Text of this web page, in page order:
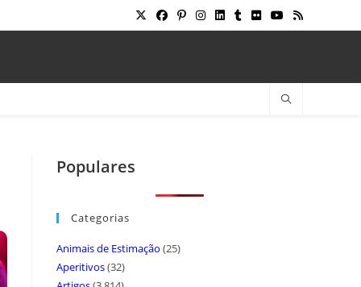
Populares
Categorias
Animais de Estimação (25)
Aperitivos(32)